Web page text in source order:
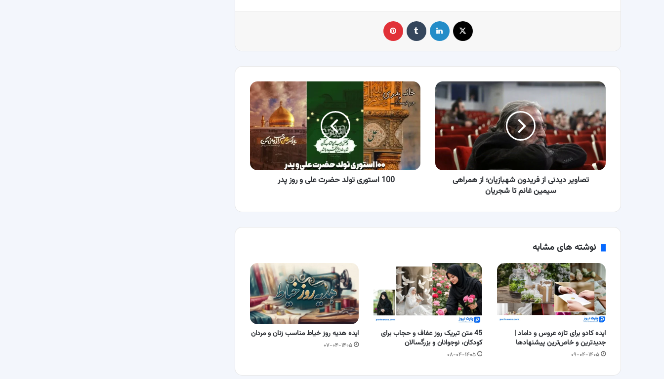
لینکدین ‫تامبلر
تصاویر
فریدون
شهبازیان؛
از
همراهی
سیمین
غانم
تصاویر دیدنی از فریدون شهبازیان؛ از همراهی
سیمین غانم تا شجریان
100
استوری
تولد
حضرت
روز
پدر
100 استوری تولد حضرت علی و روز پدر
نوشته های مشابه
ایده کادو برای تازه عروس و داماد |
جدیدترین و خاص‌ترین پیشنهادها
۰۹-۰۴-۱۴۰۵
45 متن تبریک روز عفاف و حجاب برای
کودکان، نوجوانان و بزرگسالان
۰۸-۰۴-۱۴۰۵
ایده هدیه روز خیاط مناسب زنان و مردان
۰۷-۰۴-۱۴۰۵